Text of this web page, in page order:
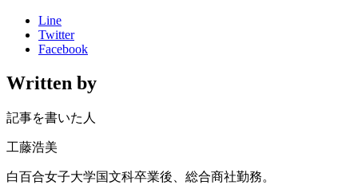
Line
Twitter
Facebook
Written by
記事を書いた人
工藤浩美
白百合女子大学国文科卒業後、総合商社勤務。